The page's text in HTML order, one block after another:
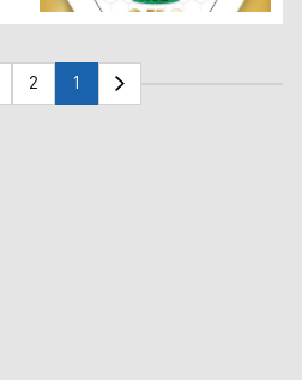
الإعلام الأمني عن هجوم أربيل:
1
2